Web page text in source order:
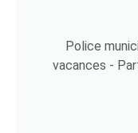
Police
vacances -